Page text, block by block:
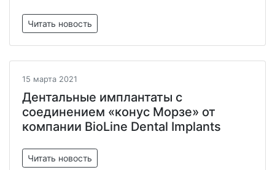
Читать новость
15 марта 2021
Дентальные имплантаты с
соединением «конус Морзе» от
компании BioLine Dental Implants
Читать новость